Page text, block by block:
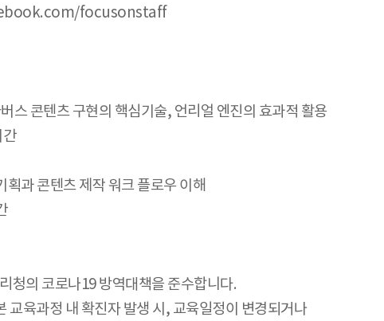
focusonstaff
스 콘텐츠 구현의 핵심기술, 언리얼 엔진의 효과적 활용
간
과 콘텐츠 제작 워크 플로우 이해
청의 코로나19 방역대책을 준수합니다.
교육과정 내 확진자 발생 시, 교육일정이 변경되거나